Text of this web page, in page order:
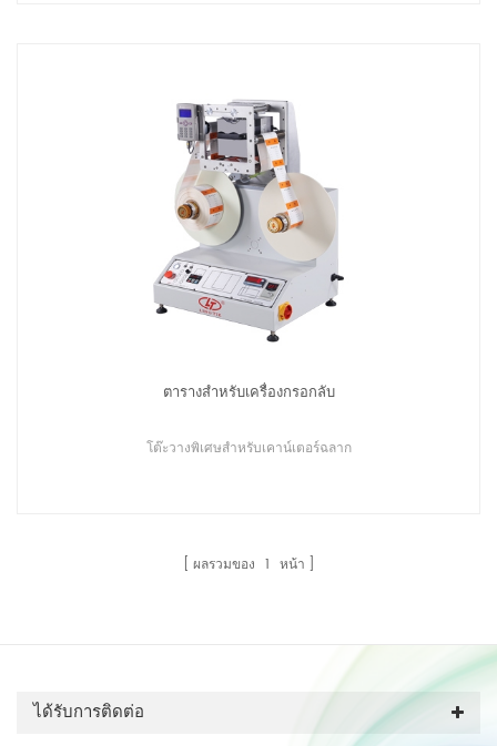
ตารางสำหรับเครื่องกรอกลับ
โต๊ะวางพิเศษสำหรับเคาน์เตอร์ฉลาก
ผลรวมของ 1 หน้า
ได้รับการติดต่อ